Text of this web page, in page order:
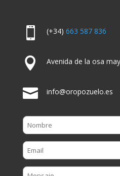
 (+34) 663 587 836
 Avenida de la osa
 info@oropozuelo.es